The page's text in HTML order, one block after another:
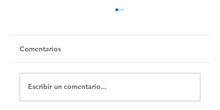
Untitled
Comentarios
Escribir un comentario...